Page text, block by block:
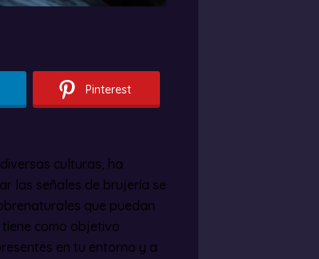
Pinterest
culturas, ha
las señales de brujería se
que puedan
como objetivo
en tu entorno y a